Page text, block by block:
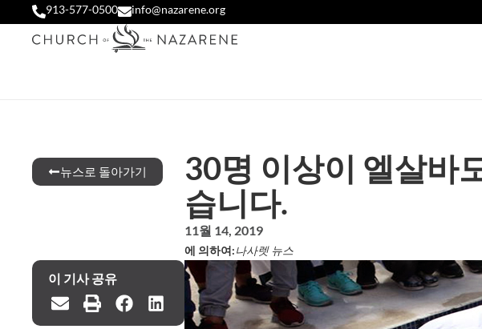
913-577-0500 info@nazarene.org
뉴스로 돌아가기
30명 이상이 엘살바
습니다.
11월 14, 2019
에 의하여:나사렛 뉴스
이 기사 공유